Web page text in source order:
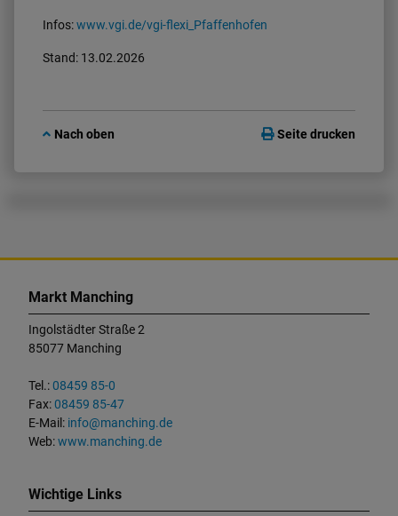
Infos:www.vgi.de/vgi-flexi_Pfaffenhofen
Stand: 13.02.2026
Nach oben Seite drucken
Markt Manching
Ingolstädter Straße 2
85077 Manching
Tel.:08459 85-0
Fax:08459 85-47
E-Mail: info@manching.de
Web:www.manching.de
Wichtige Links